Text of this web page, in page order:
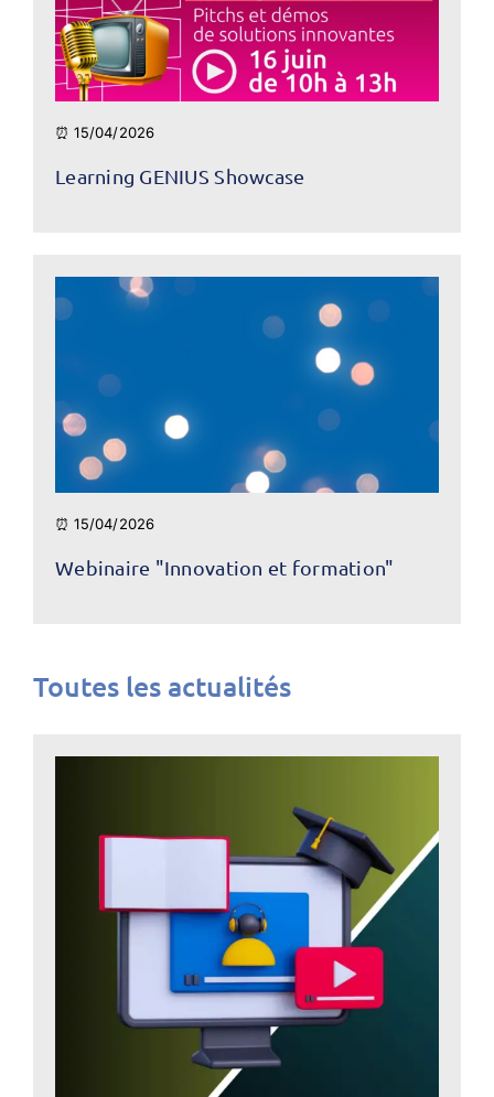
⏰ 15/04/2026
Learning GENIUS Showcase
⏰ 15/04/2026
Webinaire "Innovation et formation"
Toutes les actualités